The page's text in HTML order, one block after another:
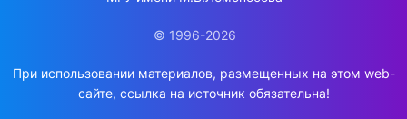
© 1996-2026
При использовании материалов, размещенных на этом web-
сайте, ссылка на источник обязательна!